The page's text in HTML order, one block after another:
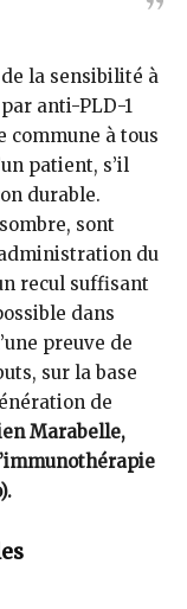
la sensibilité à
anti-PLD-1
commune à tous
patient, s’il
durable.
sont
du
recul suffisant
dans
preuve de
sur la base
de
Marabelle,